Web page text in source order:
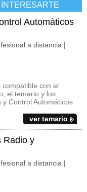
Automáticos
a distancia |
con el
el temario y los
Control Automáticos
ver temario
Radio y
a distancia |